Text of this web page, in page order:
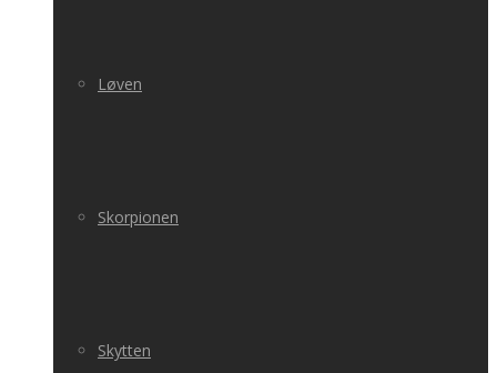
Løven
Skorpionen
Skytten